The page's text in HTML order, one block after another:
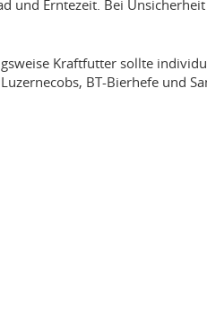
und Erntezeit. Bei
Kraftfutter sollte
BT-Bierhefe und